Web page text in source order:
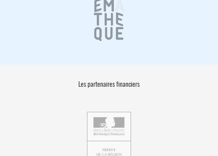
Les partenaires financiers